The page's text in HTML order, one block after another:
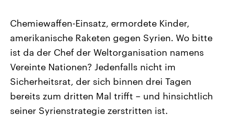
Landtagswahl Sachsen-Anhalt
2026
Alle Informationen
Sachsen-Anhalt wählt am 6.
September 2026 einen neuen
Landtag. Seit 2021 wird das
Bundesland von einer Koalition aus
Umfragen, Prognosen,
USA
Aktuelle Beiträge,
Hintergründe
Wirtschaftlich und
gehören die Vereinigten
den mächtigsten Ländern
mit großem Einfluss auf
Chemiewaffen-Einsatz, ermordete Kinder,
amerikanische Raketen gegen Syrien. Wo bitte
ist da der Chef der Weltorganisation namens
Vereinte Nationen? Jedenfalls nicht im
Sicherheitsrat, der sich binnen drei Tagen
bereits zum dritten Mal trifft – und hinsichtlich
seiner Syrienstrategie zerstritten ist.